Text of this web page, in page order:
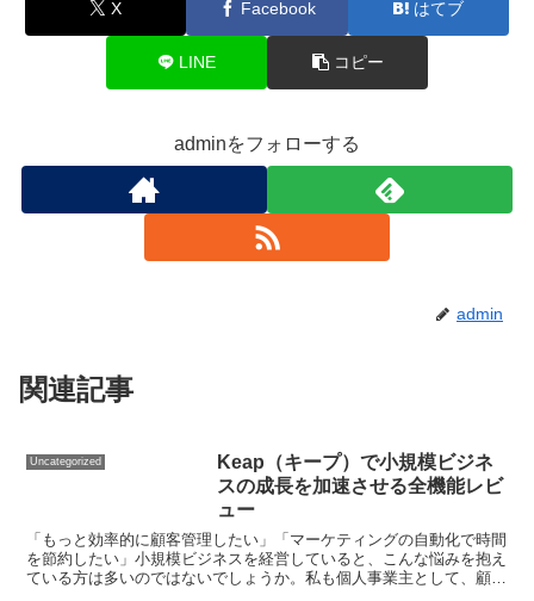
X Facebook はてブ
LINE コピー
adminをフォローする
admin
関連記事
Uncategorized
Keap（キープ）で小規模ビジネ
スの成長を加速させる全機能レビ
ュー
「もっと効率的に顧客管理したい」「マーケティングの自動化で時間
を節約したい」小規模ビジネスを経営していると、こんな悩みを抱え
ている方は多いのではないでしょうか。私も個人事業主として、顧客